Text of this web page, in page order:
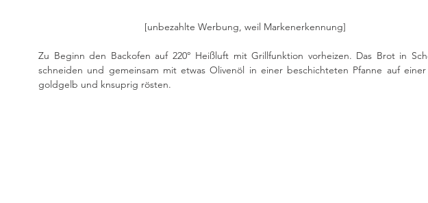
[unbezahlte Werbung, weil Markenerkennung]
Zu Beginn den Backofen auf 220° Heißluft mit Grillfunktion vorheizen. Das Brot in
schneiden und gemeinsam mit etwas Olivenöl in einer beschichteten Pfanne auf einer
goldgelb und knsuprig rösten.